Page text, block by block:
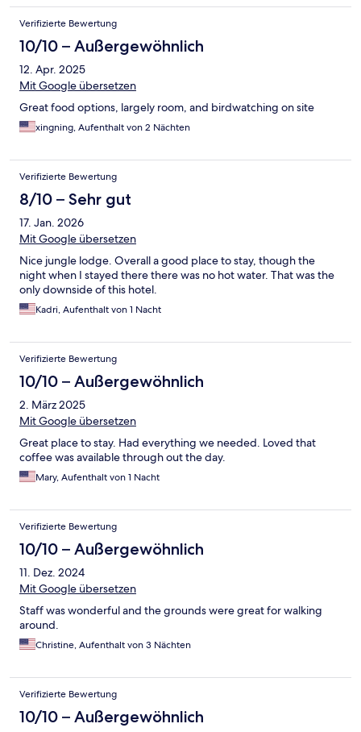
Verifizierte Bewertung
10/10 – Außergewöhnlich
12. Apr. 2025
Mit Google übersetzen
Great food options, largely room, and birdwatching on site
xingning, Aufenthalt von 2 Nächten
Verifizierte Bewertung
8/10 – Sehr gut
17. Jan. 2026
Mit Google übersetzen
Nice jungle lodge. Overall a good place to stay, though the
night when I stayed there there was no hot water. That was the
only downside of this hotel.
Kadri, Aufenthalt von 1 Nacht
Verifizierte Bewertung
10/10 – Außergewöhnlich
2. März 2025
Mit Google übersetzen
Great place to stay. Had everything we needed. Loved that
coffee was available through out the day.
Mary, Aufenthalt von 1 Nacht
Verifizierte Bewertung
10/10 – Außergewöhnlich
11. Dez. 2024
Mit Google übersetzen
Staff was wonderful and the grounds were great for walking
around.
Christine, Aufenthalt von 3 Nächten
Verifizierte Bewertung
10/10 – Außergewöhnlich